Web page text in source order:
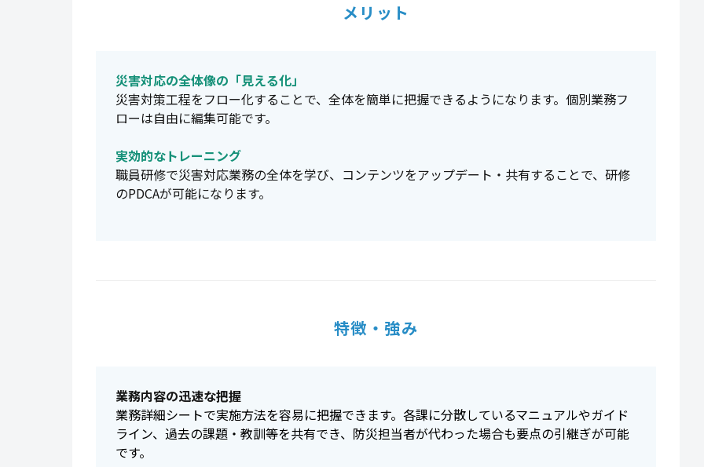
メリット
災害対応の全体像の「見える化」
災害対策工程をフロー化することで、全体を簡単に把握できるようになります。個別業務フ
ローは自由に編集可能です。
実効的なトレーニング
職員研修で災害対応業務の全体を学び、コンテンツをアップデート・共有することで、研修
のPDCAが可能になります。
特徴・強み
業務内容の迅速な把握
業務詳細シートで実施方法を容易に把握できます。各課に分散しているマニュアルやガイド
ライン、過去の課題・教訓等を共有でき、防災担当者が代わった場合も要点の引継ぎが可能
です。